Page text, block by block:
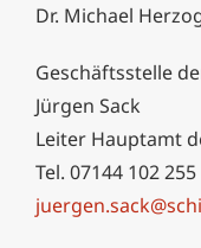
Dr. Michael
Geschäftsstelle
Jürgen Sack
Leiter Hauptamt
Tel. 07144 102 255